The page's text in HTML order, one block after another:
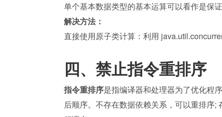
单个基本数据类型的基本运算可以看作是保
解决方法：
直接使用原子类计算：利用
四、禁止指令重排序
指令重排序是指编译器和处理器为了优化程
后顺序。不存在数据依赖关系，可以重排序